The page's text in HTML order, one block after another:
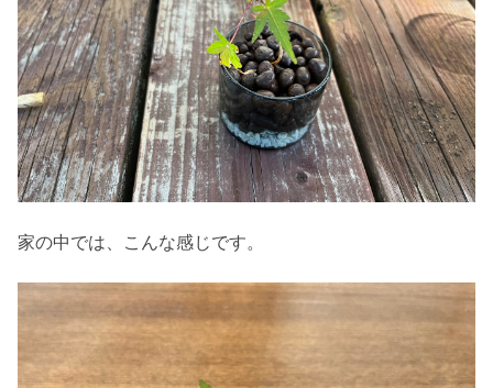
家の中では、こんな感じです。